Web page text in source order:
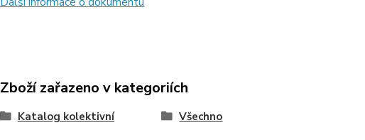
Zboží zařazeno v kategoriích
Katalog kolektivní Všechno